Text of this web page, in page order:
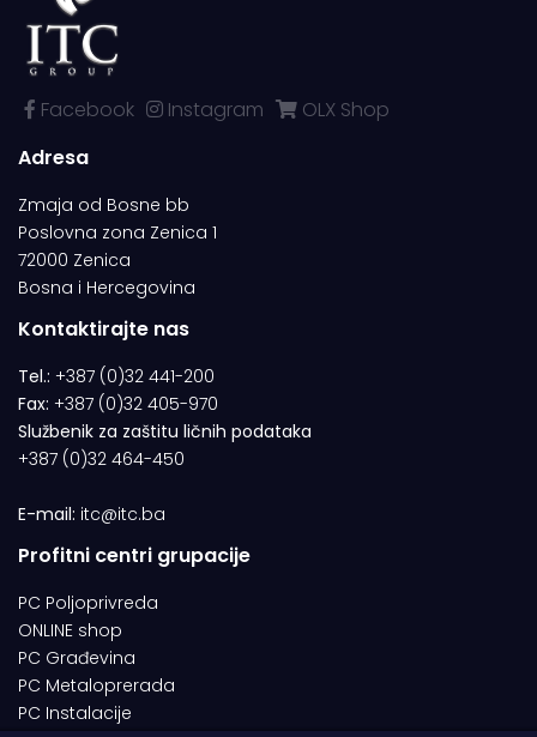
Facebook Instagram
OLX Shop
Adresa
Zmaja od Bosne bb
Poslovna zona Zenica 1
72000 Zenica
Bosna i Hercegovina
Kontaktirajte nas
Tel.: +387 (0)32 441-200
Fax: +387 (0)32 405-970
Službenik za zaštitu ličnih podataka
+387 (0)32 464-450
E-mail: itc@itc.ba
Profitni centri grupacije
PC Poljoprivreda
ONLINE shop
PC Građevina
PC Metaloprerada
PC Instalacije